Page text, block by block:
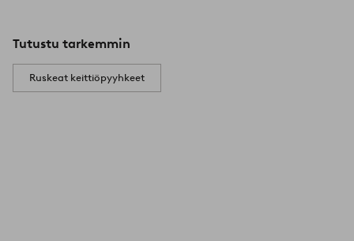
Tutustu tarkemmin
Ruskeat keittiöpyyhkeet